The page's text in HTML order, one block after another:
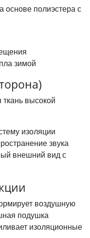
основе полиэстера с
зимой
высокой
изоляции
звука
внешний вид с
воздушную
подушка
изоляционные